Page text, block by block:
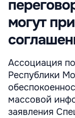
могут
Ассоциация
Республики
массовой
заявления